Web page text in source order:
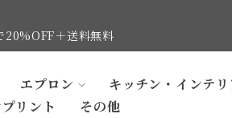
20%OFF＋送料無料
エプロン キッチン・インテ
リント
その他